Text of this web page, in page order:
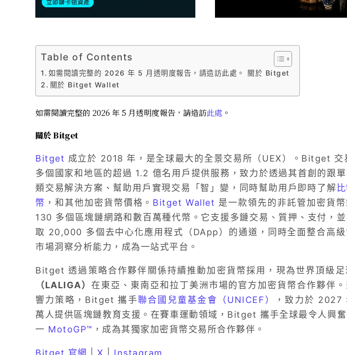
Table of Contents
如需閱讀完整的 2026 年 5 月透明度報告，請造訪此處。 關於 Bitget
關於 Bitget Wallet
如需閱讀完整的 2026 年 5 月透明度報告，請造訪此處 。
關於 Bitget
Bitget 成立於 2018 年，是全球最大的全景交易所（UEX）。Bitget
多個國家和地區的超過 1.2 億名用戶提供服務，致力於透過其首創的跟
類交易解決方案、幫助用戶實現交易「智」變，同時幫助用戶即時了解
幣 ，和其他加密貨幣價格。 Bitget Wallet 是一款領先的非託管加密貨
130 多個區塊鏈網路和數百萬種代幣。它支援多鏈交易、質押、支付，
取 20,000 多個去中心化應用程式（DApp）的通道，同時全面整合高級
市場洞察分析能力，成為一站式平台。
Bitget 透過策略合作夥伴關係持續推動加密貨幣採用，現為世界頂級足
（LALIGA）在東亞、東南亞和拉丁美洲市場的官方加密貨幣合作夥伴
響力策略，Bitget 攜手聯合國兒童基金會（UNICEF）
，致力於 2027
萬人提供區塊鏈教育支援。在賽車運動領域，Bitget 攜手全球最令人興
一 MotoGP™ ，成為其獨家加密貨幣交易所合作夥伴。
Bitget 官網 X Instagram